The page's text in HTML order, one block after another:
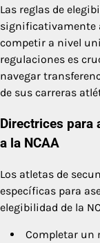
Las reglas de
significativamente
competir a nivel
regulaciones es
navegar
de sus carreras
Directrices para
a la NCAA
Los atletas de
específicas para
elegibilidad de la
Completar un